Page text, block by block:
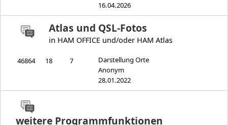
16.04.2026
Atlas und QSL-Fotos
in HAM OFFICE und/oder HAM Atlas
Darstellung Orte
Anonym
28.01.2022
46864 18 7
weitere Programmfunktionen